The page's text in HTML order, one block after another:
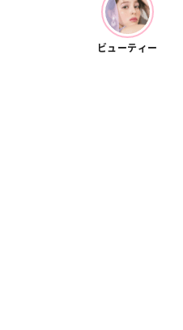
れ女子が夢中な
ビューティー